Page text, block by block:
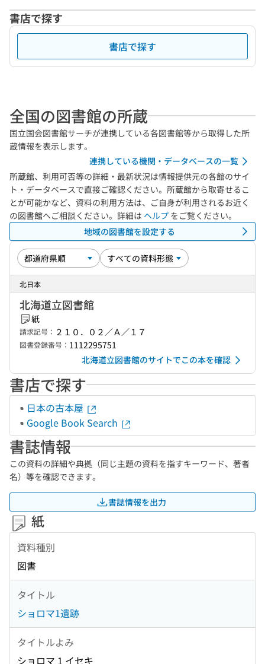
書店で探す
書店で探す
全国の図書館の所蔵
国立国会図書館サーチが連携している各図書館等から取得した所
蔵情報を表示します。
連携している機関・データベースの一覧
所蔵館、利用可否等の詳細・最新状況は情報提供元の各館のサイ
ト・データベースで直接ご確認ください。所蔵館から取寄せるこ
とが可能かなど、資料の利用方法は、ご自身が利用されるお近く
の図書館へご相談ください。詳細は ヘルプ をご覧ください。
地域の図書館を設定する
北日本
北海道立図書館
紙
請求記号： ２１０．０２／Ａ／１７
図書登録番号： 1112295751
北海道立図書館のサイトでこの本を確認
書店で探す
日本の古本屋
Google Book Search
書誌情報
この資料の詳細や典拠（同じ主題の資料を指すキーワード、著者
名）等を確認できます。
書誌情報を出力
紙
資料種別
図書
タイトル
ショロマ1遺跡
タイトルよみ
ショロマ 1 イセキ